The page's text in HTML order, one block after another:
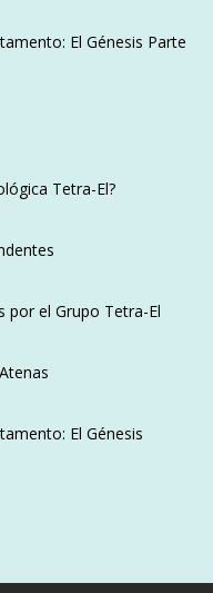
El Génesis Parte
Tetra-El?
por el Grupo Tetra-El
El Génesis